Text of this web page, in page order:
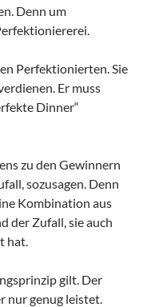
Denn um
Perfektionierten. Sie
Er muss
Dinner“
zu den Gewinnern
sozusagen. Denn
Kombination aus
der Zufall, sie auch
hat.
gilt. Der
nur genug leistet.